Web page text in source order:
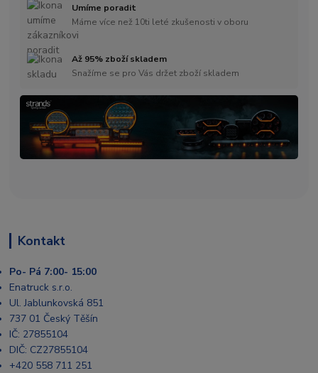
Umíme poradit
Máme více než 10ti leté zkušenosti v oboru
Až 95% zboží skladem
Snažíme se pro Vás držet zboží skladem
Kontakt
Po- Pá 7:00- 15:00
Enatruck s.r.o.
Ul. Jablunkovská 851
737 01 Český Těšín
IČ: 27855104
DIČ: CZ27855104
+420 558 711 251